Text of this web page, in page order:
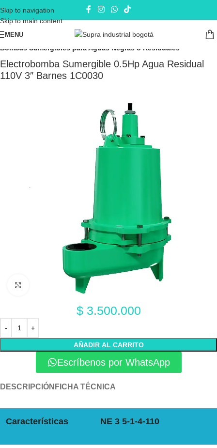
Skip to navigation
Skip to main content
MENU
Inicio Electrobombas - bombas eléctricas Bombas Sumergibles
Bombas Sumergibles para Aguas Negras o Residuales
Electrobomba Sumergible 0.5Hp Agua Residual
110V 3″ Barnes 1C0030
Click to enlarge
$3.500.000
AÑADIR AL CARRITO
Escríbenos por WhatsApp
DESCRIPCIÓN FICHA TÉCNICA
Características NE 3 5-1-4-110